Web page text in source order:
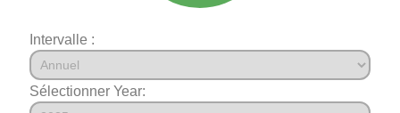
Intervalle :
Sélectionner Year: